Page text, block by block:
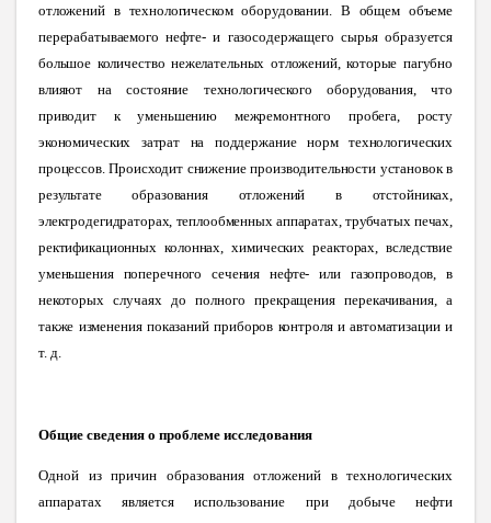
отложений в технологическом оборудовании. В общем объеме
перерабатываемого нефте- и газосодержащего сырья образуется
большое количество нежелательных отложений, которые пагубно
влияют на состояние технологического оборудования, что
приводит к уменьшению межремонтного пробега, росту
экономических затрат на поддержание норм технологических
процессов. Происходит снижение производительности установок в
результате образования отложений в отстойниках,
электродегидраторах, теплообменных аппаратах, трубчатых печах,
ректификационных колоннах, химических реакторах, вследствие
уменьшения поперечного сечения нефте- или газопроводов, в
некоторых случаях до полного прекращения перекачивания, а
также изменения показаний приборов контроля и автоматизациии
т. д.
Общие сведения о проблеме исследования
Одной из причин образования отложений в технологических
аппаратах являетсяиспользование при добыче нефти